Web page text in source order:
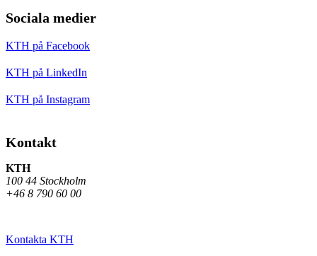
Sociala medier
KTH på Facebook
KTH på LinkedIn
KTH på Instagram
Kontakt
KTH
100 44 Stockholm
+46 8 790 60 00
Kontakta KTH